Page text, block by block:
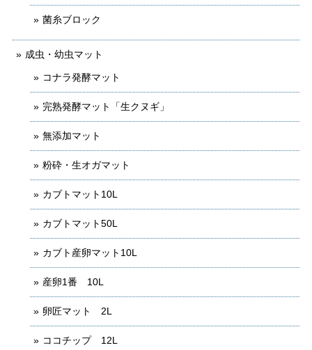
菌糸ブロック
成虫・幼虫マット
コナラ発酵マット
完熟発酵マット「生クヌギ」
無添加マット
粉砕・生オガマット
カブトマット10L
カブトマット50L
カブト産卵マット10L
産卵1番 10L
卵匠マット 2L
ココチップ 12L